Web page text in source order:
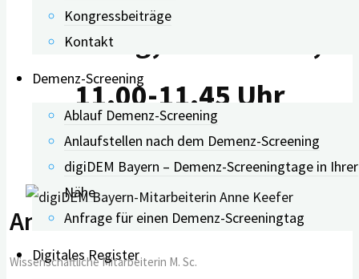
Kongressbeiträge
Kontakt
Demenz-Screening
Ablauf Demenz-Screening
Anlaufstellen nach dem Demenz-Screening
digiDEM Bayern – Demenz-Screeningtage in Ihrer
Nähe
Anfrage für einen Demenz-Screeningtag
Digitales Register
Dienstag, 26.10.2021,
11.00-11.45 Uhr
Anne Keefer
Wissenschaftliche Mitarbeiterin M. Sc.